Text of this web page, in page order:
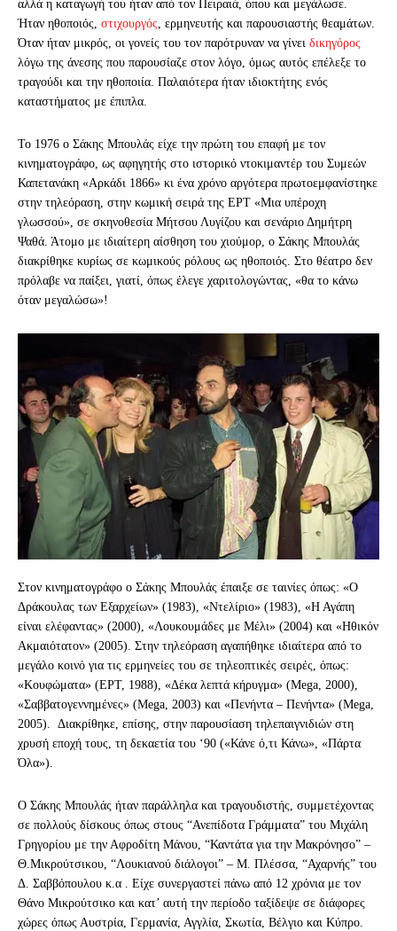
αλλά η καταγωγή του ήταν από τον Πειραιά, όπου και μεγάλωσε.
Ήταν ηθοποιός, στιχουργός , ερμηνευτής και παρουσιαστής θεαμάτων.
Όταν ήταν μικρός, οι γονείς του τον παρότρυναν να γίνει δικηγόρος
λόγω της άνεσης που παρουσίαζε στον λόγο, όμως αυτός επέλεξε το
τραγούδι και την ηθοποιία. Παλαιότερα ήταν ιδιοκτήτης ενός
καταστήματος με έπιπλα.
Το 1976 ο Σάκης Μπουλάς είχε την πρώτη του επαφή με τον
κινηματογράφο, ως αφηγητής στο ιστορικό ντοκιμαντέρ του Συμεών
Καπετανάκη «Αρκάδι 1866» κι ένα χρόνο αργότερα πρωτοεμφανίστηκε
στην τηλεόραση, στην κωμική σειρά της ΕΡΤ «Μια υπέροχη
γλωσσού», σε σκηνοθεσία Μήτσου Λυγίζου και σενάριο Δημήτρη
Ψαθά. Άτομο με ιδιαίτερη αίσθηση του χιούμορ, ο Σάκης Μπουλάς
διακρίθηκε κυρίως σε κωμικούς ρόλους ως ηθοποιός. Στο θέατρο δεν
πρόλαβε να παίξει, γιατί, όπως έλεγε χαριτολογώντας, «θα το κάνω
όταν μεγαλώσω»!
Στον κινηματογράφο ο Σάκης Μπουλάς έπαιξε σε ταινίες όπως: «Ο
Δράκουλας των Εξαρχείων» (1983), «Ντελίριο» (1983), «Η Αγάπη
είναι ελέφαντας» (2000), «Λουκουμάδες με Μέλι» (2004) και «Ηθικόν
Ακμαιότατον» (2005). Στην τηλεόραση αγαπήθηκε ιδιαίτερα από το
μεγάλο κοινό για τις ερμηνείες του σε τηλεοπτικές σειρές, όπως:
«Κουφώματα» (ΕΡΤ, 1988), «Δέκα λεπτά κήρυγμα» (Mega, 2000),
«Σαββατογεννημένες» (Mega, 2003) και «Πενήντα – Πενήντα» (Mega,
2005). Διακρίθηκε, επίσης, στην παρουσίαση τηλεπαιγνιδιών στη
χρυσή εποχή τους, τη δεκαετία του ‘90 («Κάνε ό,τι Κάνω», «Πάρτα
Όλα»).
Ο Σάκης Μπουλάς ήταν παράλληλα και τραγουδιστής, συμμετέχοντας
σε πολλούς δίσκους όπως στους “Ανεπίδοτα Γράμματα” του Μιχάλη
Γρηγορίου με την Αφροδίτη Μάνου, “Καντάτα για την Μακρόνησο” –
Θ.Μικρούτσικου, “Λουκιανού διάλογοι” – Μ. Πλέσσα, “Αχαρνής” του
Δ. Σαββόπουλου κ.α . Είχε συνεργαστεί πάνω από 12 χρόνια με τον
Θάνο Μικρούτσικο και κατ’ αυτή την περίοδο ταξίδεψε σε διάφορες
χώρες όπως Αυστρία, Γερμανία, Αγγλία, Σκωτία, Βέλγιο και Κύπρο.